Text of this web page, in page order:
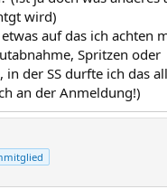
wird)
auf das ich achten
Spritzen oder
in der SS durfte ich das
an der Anmeldung!)